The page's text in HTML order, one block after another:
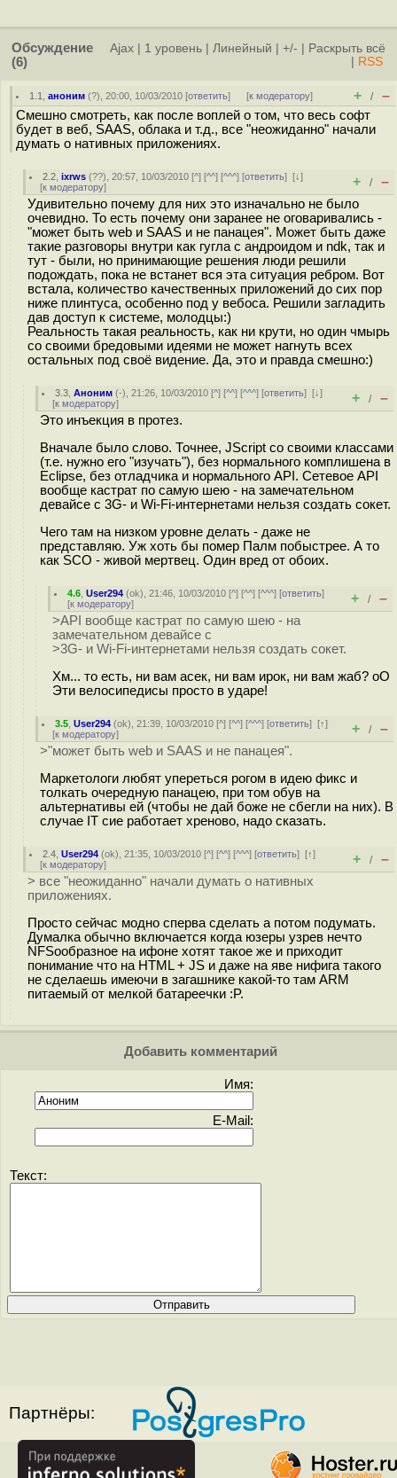
Обсуждение
(6)
Ajax 1 уровень Линейный +/-
Раскрыть всё
RSS
1.1 ,аноним (?), 20:00, 10/03/2010 [ответить] [к модератору] + / –
Смешно смотреть, как после воплей о том, что весь софт
будет в веб, SAAS, облака и т.д., все "неожиданно" начали
думать о нативных приложениях.
2.2 ,ixrws (??), 20:57, 10/03/2010 [^] [^^] [^^^] [ответить][↓]
[к модератору] + / –
Удивительно почему для них это изначально не было
очевидно. То есть почему они заранее не оговаривались -
"может быть web и SAAS и не панацея". Может быть даже
такие разговоры внутри как гугла с андроидом и ndk, так и
тут - были, но принимающие решения люди решили
подождать, пока не встанет вся эта ситуация ребром. Вот
встала, количество качественных приложений до сих пор
ниже плинтуса, особенно под у вебоса. Решили загладить
дав доступ к системе, молодцы:)
Реальность такая реальность, как ни крути, но один чмырь
со своими бредовыми идеями не может нагнуть всех
остальных под своё видение. Да, это и правда смешно:)
3.3 ,Аноним (-), 21:26, 10/03/2010 [^] [^^] [^^^] [ответить][↓]
[к модератору] + / –
Это инъекция в протез.
Вначале было слово. Точнее, JScript со своими классами
(т.е. нужно его "изучать"), без нормального комплишена в
Eclipse, без отладчика и нормального API. Сетевое API
вообще кастрат по самую шею - на замечательном
девайсе с 3G- и Wi-Fi-интернетами нельзя создать сокет.
Чего там на низком уровне делать - даже не
представляю. Уж хоть бы помер Палм побыстрее. А то
как SCO - живой мертвец. Один вред от обоих.
4.6 ,User294 (ok), 21:46, 10/03/2010 [^] [^^] [^^^] [ответить]
[к модератору] + / –
>API вообще кастрат по самую шею - на
замечательном девайсе с
>3G- и Wi-Fi-интернетами нельзя создать сокет.
Хм... то есть, ни вам асек, ни вам ирок, ни вам жаб? oO
Эти велосипедисы просто в ударе!
3.5 ,User294 (ok), 21:39, 10/03/2010 [^] [^^] [^^^] [ответить][↑]
[к модератору] + / –
>"может быть web и SAAS и не панацея".
Маркетологи любят упереться рогом в идею фикс и
толкать очередную панацею, при том обув на
альтернативы ей (чтобы не дай боже не сбегли на них). В
случае IT сие работает хреново, надо сказать.
2.4 ,User294 (ok), 21:35, 10/03/2010 [^] [^^] [^^^] [ответить][↑]
[к модератору] + / –
> все "неожиданно" начали думать о нативных
приложениях.
Просто сейчас модно сперва сделать а потом подумать.
Думалка обычно включается когда юзеры узрев нечто
NFSообразное на ифоне хотят такое же и приходит
понимание что на HTML + JS и даже на яве нифига такого
не сделаешь имеючи в загашнике какой-то там ARM
питаемый от мелкой батареечки :P.
Добавить комментарий
Имя:
E-Mail:
Текст:
Партнёры: